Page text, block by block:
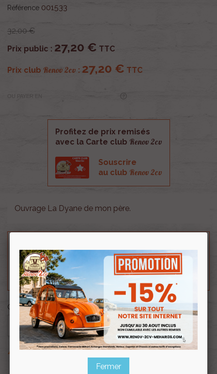
Référence 001533
32,00 €
Prix public : 27,20 € TTC
Prix club Renov 2cv : 27,20 € TTC
Profitez de prix remisés
avec la Carte club Renov 2cv
Souscrire
au club Renov 2cv
Ouvrage La Dyane de mon père.
? N'hésitez pas à contacter notre service
technique au
0254 277 154 ou par mail à
renov2cv.technique@gmail.com.
Quantité
 AJOUTER AU PANIER
 Derniers articles en stock
Fermer